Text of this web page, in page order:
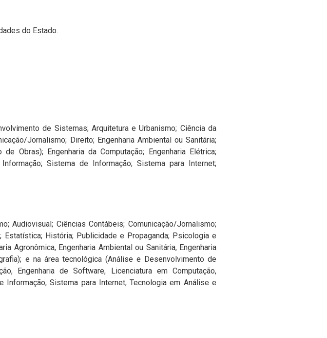
do Estado.
de Sistemas; Arquitetura e Urbanismo; Ciência da
Jornalismo; Direito; Engenharia Ambiental ou Sanitária;
Obras); Engenharia da Computação; Engenharia Elétrica;
Sistema de Informação; Sistema para Internet;
Audiovisual; Ciências Contábeis; Comunicação/Jornalismo;
Estatística; História; Publicidade e Propaganda; Psicologia e
Agronômica, Engenharia Ambiental ou Sanitária, Engenharia
e na área tecnológica (Análise e Desenvolvimento de
Engenharia de Software, Licenciatura em Computação,
Informação, Sistema para Internet, Tecnologia em Análise e